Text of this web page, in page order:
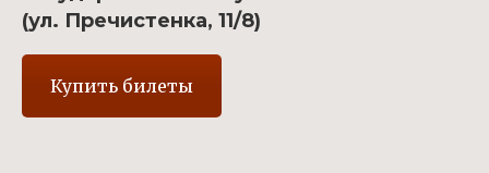
(ул. Пречистенка, 11/8)
Купить билеты